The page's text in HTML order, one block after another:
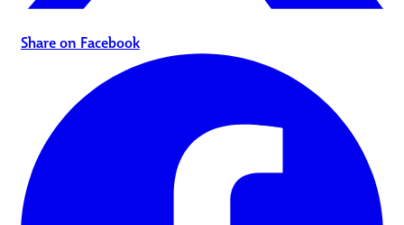
Share on Facebook